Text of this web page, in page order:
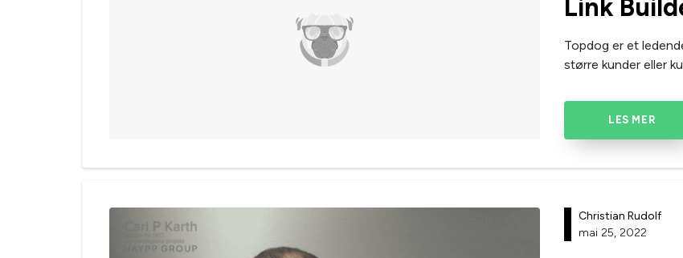
Link
Topdog er et
større kunder eller
LES MER
Christian Rudolf
mai 25, 2022